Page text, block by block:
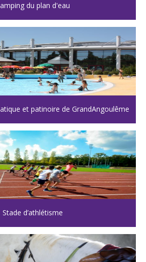
du plan d'eau
et patinoire de GrandAngoulême
Stade d’athlétisme